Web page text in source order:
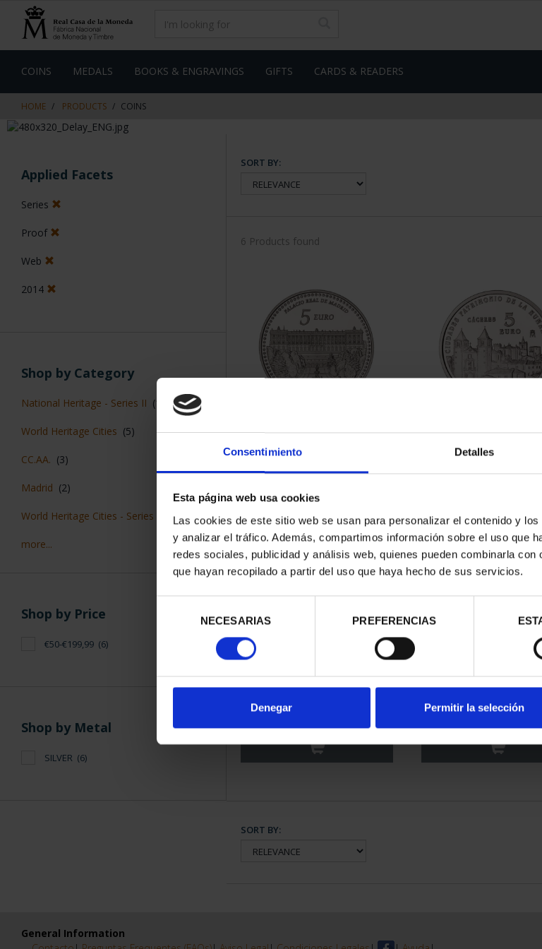
Consentimiento Detalles
Esta página web usa cookies
Las cookies de este sitio web se usan para personalizar el contenido y
y analizar el tráfico. Además, compartimos información sobre el uso que
redes sociales, publicidad y análisis web, quienes pueden combinarla
que hayan recopilado a partir del uso que haya hecho de sus servicios.
consentimiento
NECESARIAS PREFERENCIAS
Denegar Permitir la selección
content
navigation
menu
COINS MEDALS BOOKS & ENGRAVINGS GIFTS CARDS & READERS
HOME PRODUCTS COINS
Applied Facets
Series
Proof
Web
2014
Shop by Category
National Heritage - Series II (1)
World Heritage Cities (5)
CC.AA. (3)
Madrid (2)
World Heritage Cities - Series I (5)
more...
Shop by Price
€50-€199,99 (6)
Shop by Metal
SILVER (6)
SORT BY:
6 Products found
€73.00 €73.00
WORLD HERITAGE CITIES -
WORLD HERITAGE
€73.00
SORT BY:
General Information